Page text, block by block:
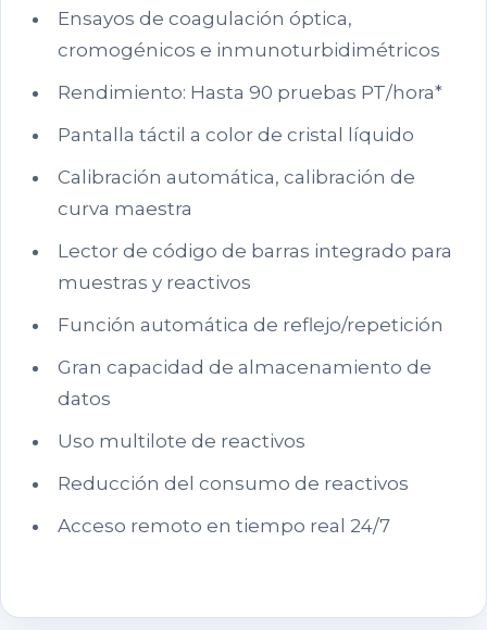
Ensayos de coagulación óptica,
cromogénicos e inmunoturbidimétricos
Rendimiento: Hasta 90 pruebas PT/hora*
Pantalla táctil a color de cristal líquido
Calibración automática, calibración de
curva maestra
Lector de código de barras integrado para
muestras y reactivos
Función automática de reflejo/repetición
Gran capacidad de almacenamiento de
datos
Uso multilote de reactivos
Reducción del consumo de reactivos
Acceso remoto en tiempo real 24/7